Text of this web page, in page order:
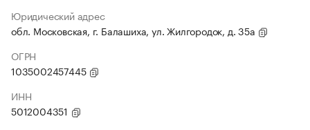
Юридический адрес
обл. Московская, г. Балашиха, ул. Жилгородок, д. 35а
ОГРН
1035002457445
ИНН
5012004351